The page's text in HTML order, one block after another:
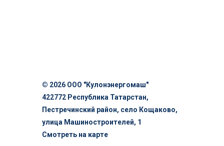
© 2026 ООО "Кулонэнергомаш"
422772 Республика Татарстан,
Пестречинский район, село Кощаково,
улица Машиностроителей, 1
Смотреть на карте